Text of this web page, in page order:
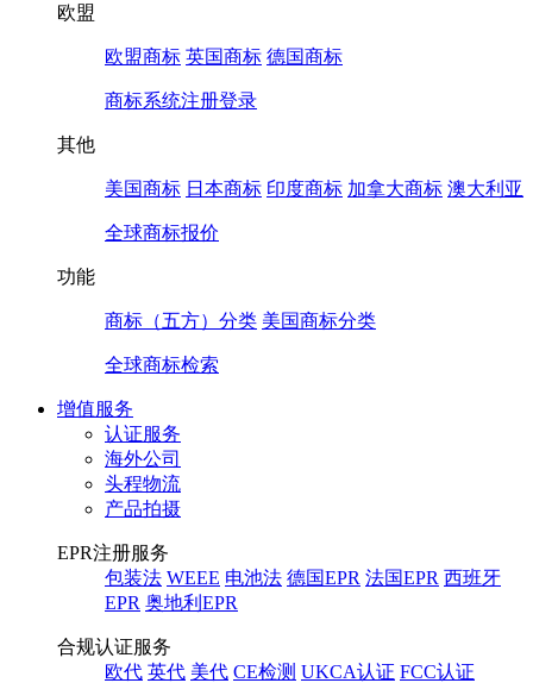
欧盟
欧盟商标 英国商标 德国商标
商标系统注册登录
其他
美国商标 日本商标 印度商标 加拿大商标 澳大利亚
全球商标报价
功能
商标（五方）分类 美国商标分类
全球商标检索
增值服务
认证服务
海外公司
头程物流
产品拍摄
EPR注册服务
包装法 WEEE 电池法 德国EPR 法国EPR 西班牙
EPR 奥地利EPR
合规认证服务
欧代 英代 美代 CE检测 UKCA认证 FCC认证